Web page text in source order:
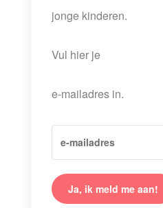
jonge kinderen.
Vul hier je
e-mailadres in.
Ja, ik meld me aan!